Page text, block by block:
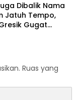
Dibalik Nama
Jatuh Tempo,
Gugat
Ruas yang